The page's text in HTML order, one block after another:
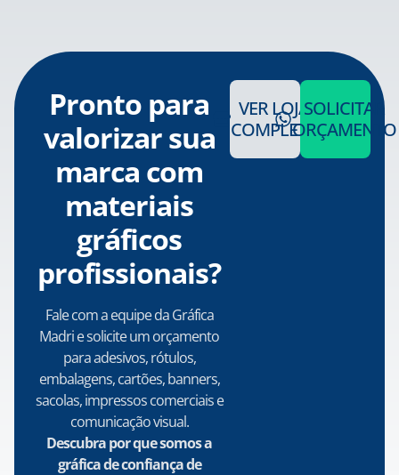
Pronto para
valorizar sua
marca com
materiais
gráficos
profissionais?
Fale com a equipe da Gráfica
Madri e solicite um orçamento
para adesivos, rótulos,
embalagens, cartões, banners,
sacolas, impressos comerciais e
comunicação visual.
Descubra por que somos a
gráfica de confiança de
VER LOJA
COMPLETA
SOLICITAR
ORÇAMENTO